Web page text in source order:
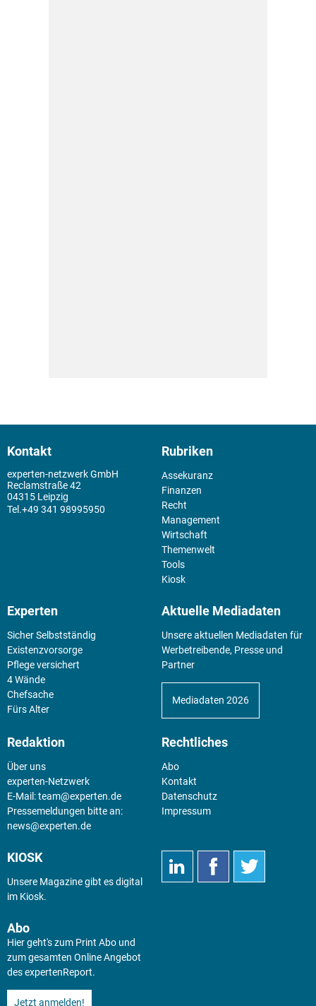
Kontakt
experten-netzwerk GmbH
Reclamstraße 42
04315 Leipzig
+49 341 98995950
Rubriken
Assekuranz
Finanzen
Recht
Management
Wirtschaft
Themenwelt
Tools
Kiosk
Experten
Sicher Selbstständig
Existenz­vorsorge
Pflege versichert
4 Wände
Chefsache
Fürs Alter
Aktuelle Mediadaten
Unsere aktuellen Mediadaten für
Werbetreibende, Presse und
Partner
Mediadaten 2026
Redaktion
Über uns
experten-Netzwerk
E-Mail:team@experten.de
Pressemeldungen bitte an:
news@experten.de
Rechtliches
Abo
Kontakt
Datenschutz
Impressum
KIOSK
Unsere Magazine gibt es digital
im Kiosk.
Abo
Hier geht's zum Print Abo und
zum gesamten Online Angebot
des expertenReport.
Jetzt anmelden!